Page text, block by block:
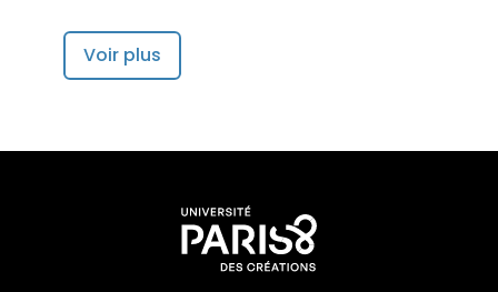
Voir plus